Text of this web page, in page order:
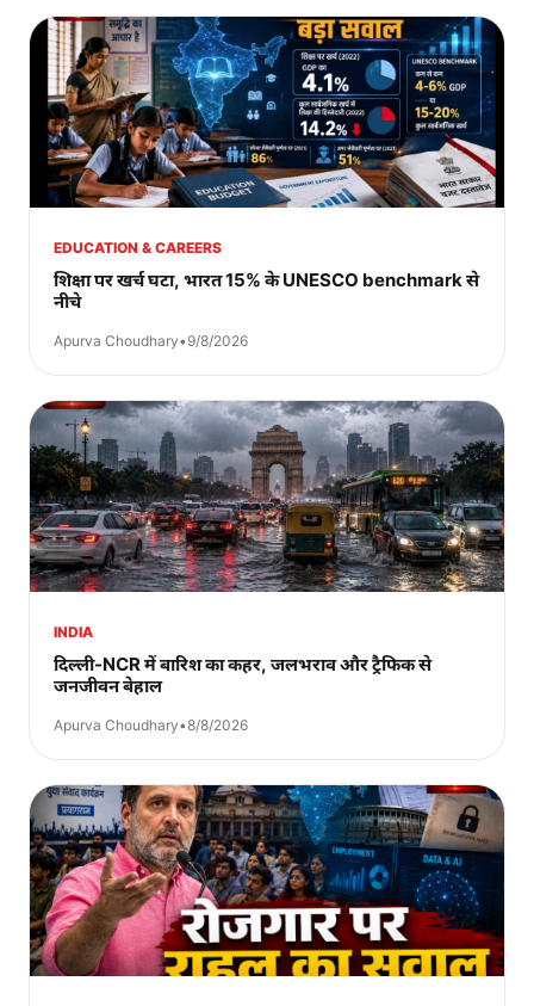
EDUCATION & CAREERS
शिक्षा पर खर्च घटा, भारत 15% के UNESCO benchmark से
नीचे
Apurva Choudhary•9/8/2026
INDIA
दिल्ली-NCR में बारिश का कहर, जलभराव और ट्रैफिक से
जनजीवन बेहाल
Apurva Choudhary•8/8/2026